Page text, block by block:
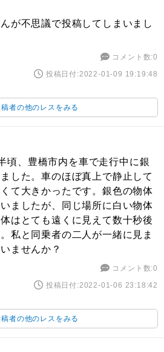
が不思議で投稿してしまいまし
コメント数:0
投稿日付:2022-01-09 19:19:48
者の他のレスをみる
頃、豊橋市内を車で走行中に銀
した。車のほぼ真上で静止して
て大きかったです。銀色の物体
ましたが、同じ場所に白い物体
はとても遠くに見えて数十秒後
私と同乗者の二人が一緒に見ま
ませんか？
コメント数:0
投稿日付:2022-01-06 23:18:42
者の他のレスをみる